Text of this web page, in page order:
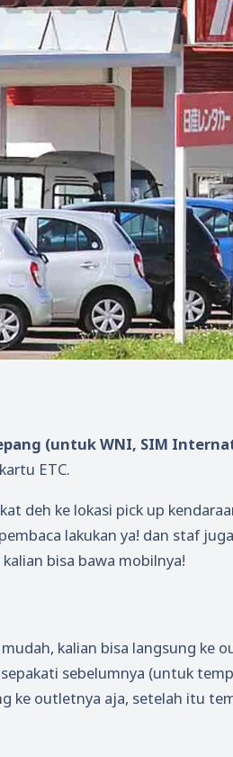
(untuk WNI, SIM
ETC.
deh ke lokasi pick up
lakukan ya! dan staf
bisa bawa mobilnya!
kalian bisa langsung ke
sebelumnya (untuk
ke outletnya aja, setelah itu